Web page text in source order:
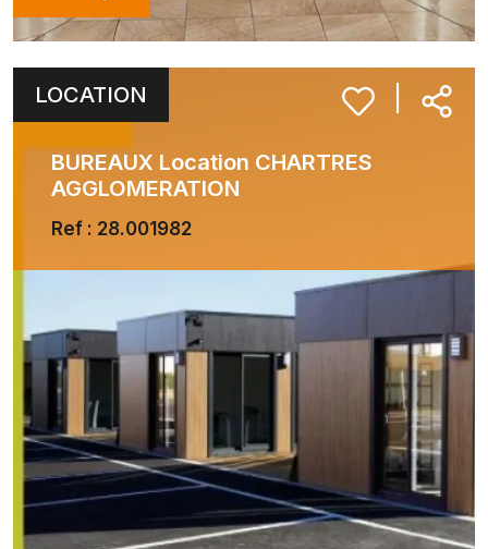
LOCATION
BUREAUX Location CHARTRES
AGGLOMERATION
Ref : 28.001982